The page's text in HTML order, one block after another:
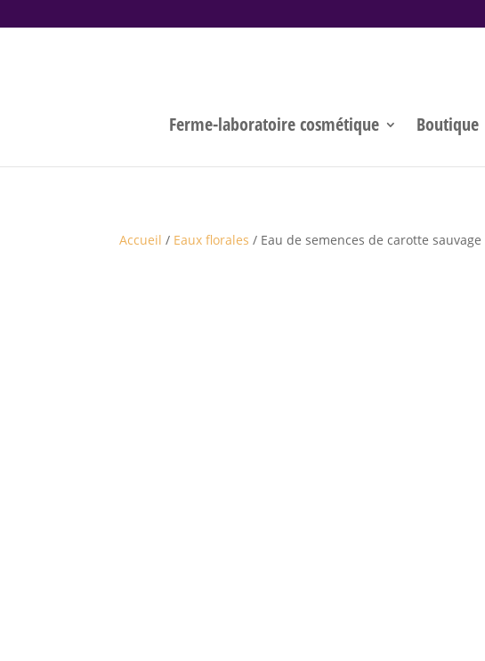
Ferme-laboratoire cosmétique Boutique
Accueil / Eaux florales / Eau de semences de carotte sauvage